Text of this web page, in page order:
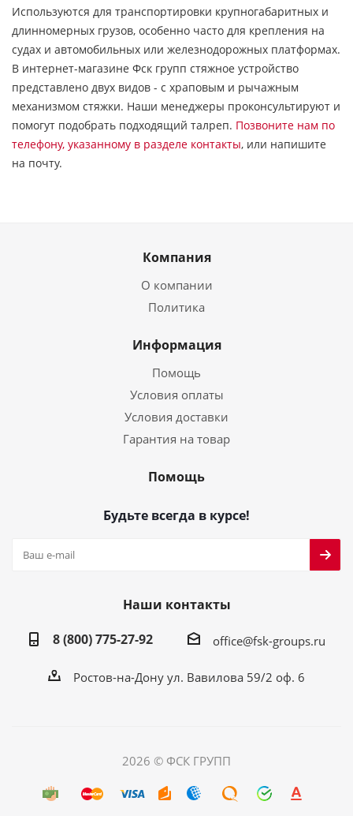
Используются для транспортировки крупногабаритных и
длинномерных грузов, особенно часто для крепления на
судах и автомобильных или железнодорожных платформах.
В интернет-магазине Фск групп стяжное устройство
представлено двух видов - с храповым и рычажным
механизмом стяжки. Наши менеджеры проконсультируют и
помогут подобрать подходящий талреп. Позвоните нам по
телефону, указанному в разделе контакты, или напишите
на почту.
Компания
О компании
Политика
Информация
Помощь
Условия оплаты
Условия доставки
Гарантия на товар
Помощь
Будьте всегда в курсе!
Наши контакты
8 (800) 775-27-92
office@fsk-groups.ru
Ростов-на-Дону ул. Вавилова 59/2 оф. 6
2026 © ФСК ГРУПП